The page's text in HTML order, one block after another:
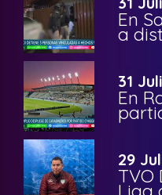
En
a
31
En
29
TVO
Liga